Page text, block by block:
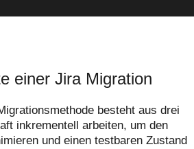
einer Jira Migration
besteht aus drei
inkrementell arbeiten, um den
und einen testbaren Zustand